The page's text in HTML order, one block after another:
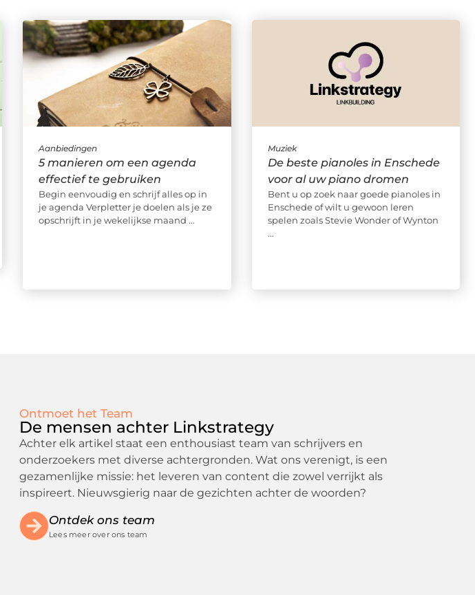
Aanbiedingen
5 manieren om een agenda
effectief te gebruiken
Begin eenvoudig en schrijf alles op in
je agenda Verpletter je doelen als je ze
opschrijft in je wekelijkse maand ...
Muziek
De beste pianoles in Enschede
voor al uw piano dromen
Bent u op zoek naar goede pianoles in
Enschede of wilt u gewoon leren
spelen zoals Stevie Wonder of Wynton
...
Ontmoet het Team
De mensen achter Linkstrategy
Achter elk artikel staat een enthousiast team van schrijvers en
onderzoekers met diverse achtergronden. Wat ons verenigt, is een
gezamenlijke missie: het leveren van content die zowel verrijkt als
inspireert. Nieuwsgierig naar de gezichten achter de woorden?
Ontdek ons team
Lees meer over ons team